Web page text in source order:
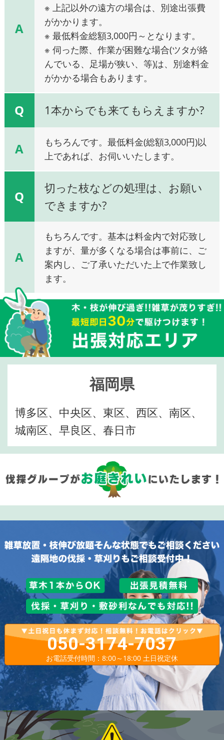
A
※ 上記以外の遠方の場合は、別途出張費
がかかります。
※ 最低料金総額3,000円～となります。
※ 伺った際、作業が困難な場合(ツタが絡
んでいる、足場が狭い、等)は、別途料金
がかかる場合もあります。
Q 1本からでも来てもらえますか?
A
もちろんです。最低料金(総額3,000円)以
上であれば、お伺いいたします。
Q
切った枝などの処理は、お願い
できますか?
A
もちろんです。基本は料金内で対応致し
ますが、量が多くなる場合は事前に、ご
案内し、ご了承いただいた上で作業致し
ます。
福岡県
博多区、中央区、東区、西区、南区、
城南区、早良区、春日市
050-3174-7037
お電話受付時間：8:00～18:00 土日祝定休